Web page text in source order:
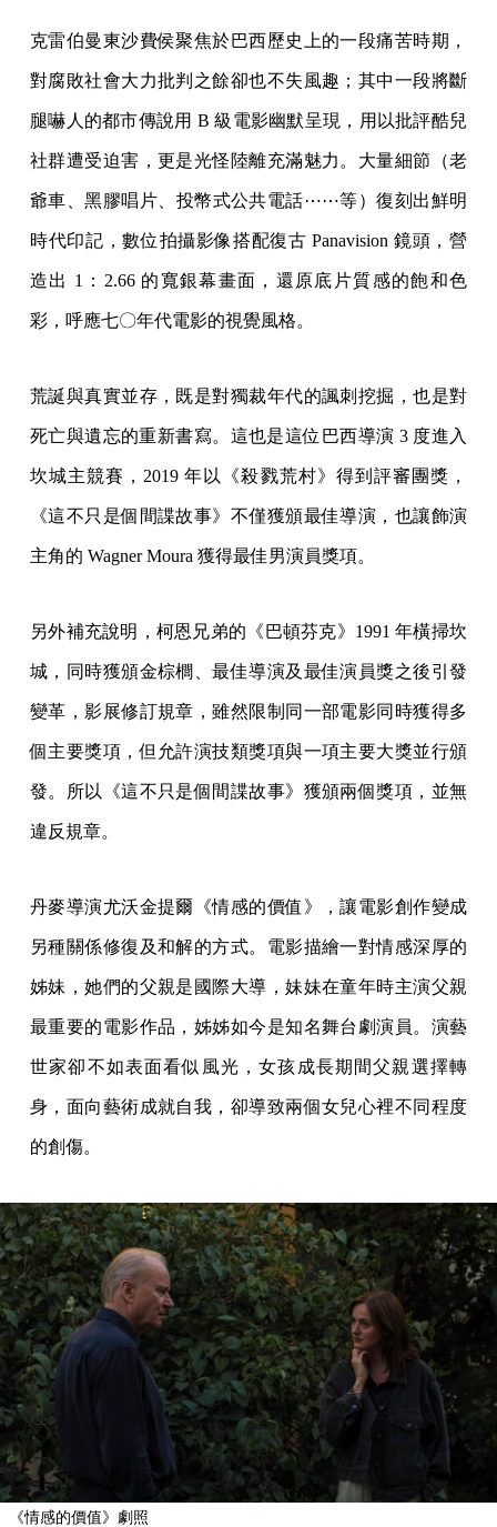
克雷伯曼東沙費侯聚焦於巴西歷史上的一段痛苦時期，
對腐敗社會大力批判之餘卻也不失風趣；其中一段將斷
腿嚇人的都市傳說用 B 級電影幽默呈現，用以批評酷兒
社群遭受迫害，更是光怪陸離充滿魅力。大量細節（老
爺車、黑膠唱片、投幣式公共電話⋯⋯等）復刻出鮮明
時代印記，數位拍攝影像搭配復古 Panavision 鏡頭，營
造出 1：2.66 的寬銀幕畫面，還原底片質感的飽和色
彩，呼應七〇年代電影的視覺風格。
荒誕與真實並存，既是對獨裁年代的諷刺挖掘，也是對
死亡與遺忘的重新書寫。這也是這位巴西導演 3 度進入
坎城主競賽，2019 年以《殺戮荒村》得到評審團獎，
《這不只是個間諜故事》不僅獲頒最佳導演，也讓飾演
主角的 Wagner Moura 獲得最佳男演員獎項。
另外補充說明，柯恩兄弟的《巴頓芬克》1991 年橫掃坎
城，同時獲頒金棕櫚、最佳導演及最佳演員獎之後引發
變革，影展修訂規章，雖然限制同一部電影同時獲得多
個主要獎項，但允許演技類獎項與一項主要大獎並行頒
發。所以《這不只是個間諜故事》獲頒兩個獎項，並無
違反規章。
丹麥導演尤沃金提爾《情感的價值》，讓電影創作變成
另種關係修復及和解的方式。電影描繪一對情感深厚的
姊妹，她們的父親是國際大導，妹妹在童年時主演父親
最重要的電影作品，姊姊如今是知名舞台劇演員。演藝
世家卻不如表面看似風光，女孩成長期間父親選擇轉
身，面向藝術成就自我，卻導致兩個女兒心裡不同程度
的創傷。
《情感的價值》劇照